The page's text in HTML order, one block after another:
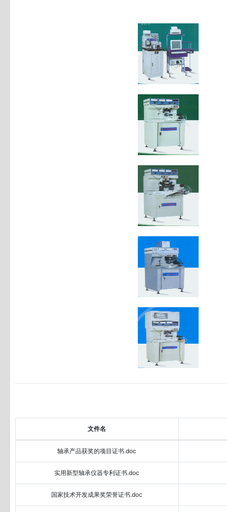
文件名
轴承产品获奖的项目证书.doc
实用新型轴承仪器专利证书.doc
国家技术开发成果奖荣誉证书.doc